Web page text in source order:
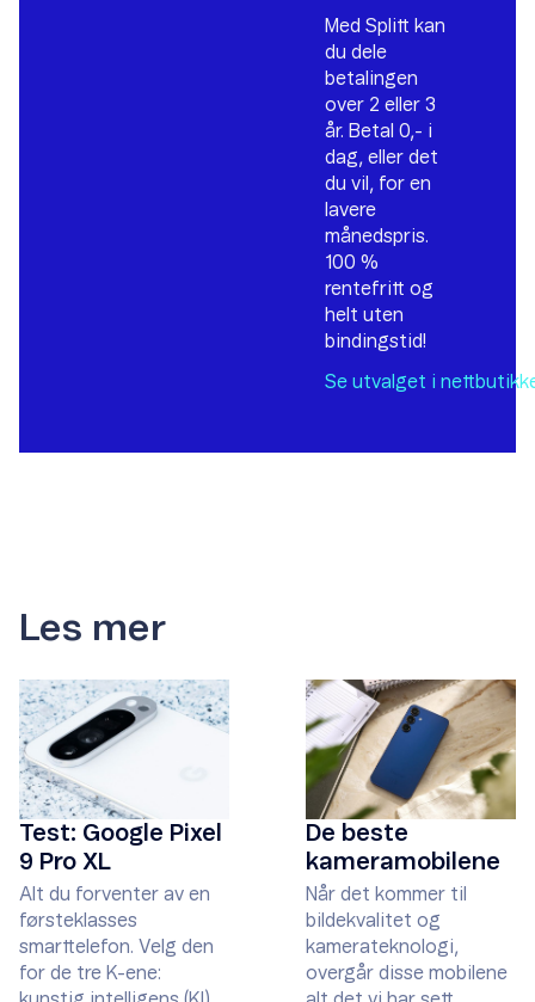
Med Splitt kan
du dele
betalingen
over 2 eller 3
år. Betal 0,- i
dag, eller det
du vil, for en
lavere
månedspris.
100 %
rentefritt og
helt uten
bindingstid!
Se utvalget i
Les mer
Test: Google Pixel
9 Pro XL
Alt du forventer av en
førsteklasses
smarttelefon. Velg den
for de tre K-ene:
De beste
kameramobilene
Når det kommer til
bildekvalitet og
kamerateknologi,
overgår disse mobilene